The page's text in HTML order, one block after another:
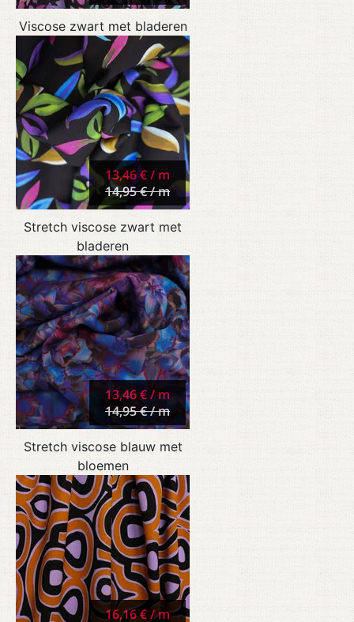
Viscose zwart met bladeren
13,46 € / m
14,95 € / m
Stretch viscose zwart met
bladeren
13,46 € / m
14,95 € / m
Stretch viscose blauw met
bloemen
16,16 € / m